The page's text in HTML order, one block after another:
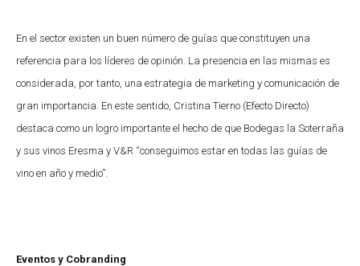
En el sector existen un buen número de guías que constituyen una
referencia para los líderes de opinión. La presencia en las mismas es
considerada, por tanto, una estrategia de marketing y comunicación de
gran importancia. En este sentido, Cristina Tierno (Efecto Directo)
destaca como un logro importante el hecho de que Bodegas la Soterraña
y sus vinos Eresma y V&R “conseguimos estar en todas las guías de
vino en año y medio”.
Eventos y Cobranding